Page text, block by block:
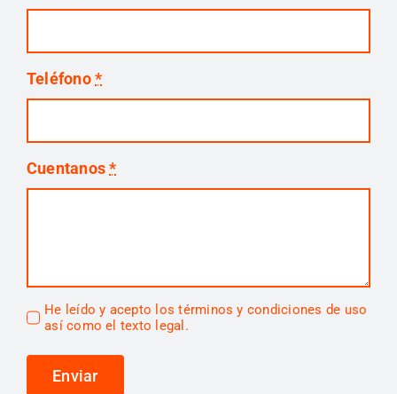
Teléfono*
Cuentanos*
He leído y acepto lostérminos y condiciones de uso
así como el texto legal.
Enviar